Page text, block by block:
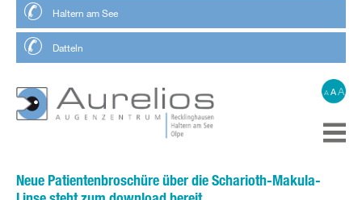
Haltern am See
Datteln
A AA
Neue Patientenbroschüre über die Scharioth-Makula-